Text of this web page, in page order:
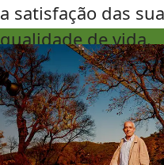
a satisfação das
qualidade de vida.